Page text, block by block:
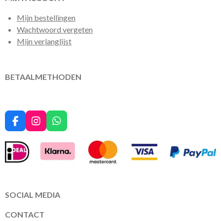
Mijn bestellingen
Wachtwoord vergeten
Mijn verlanglijst
BETAALMETHODEN
F
a
c
e
b
k
I
n
a
m
W
h
a
t
s
p
SOCIAL MEDIA
CONTACT